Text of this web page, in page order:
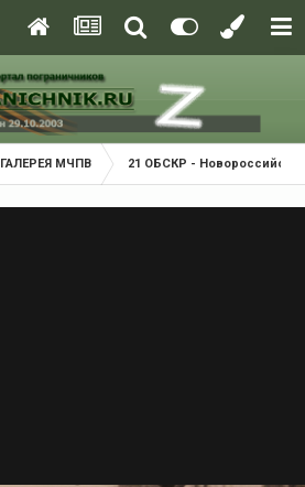
ГАЛЕРЕЯ МЧПВ 21 ОБСКР - Новороссийск